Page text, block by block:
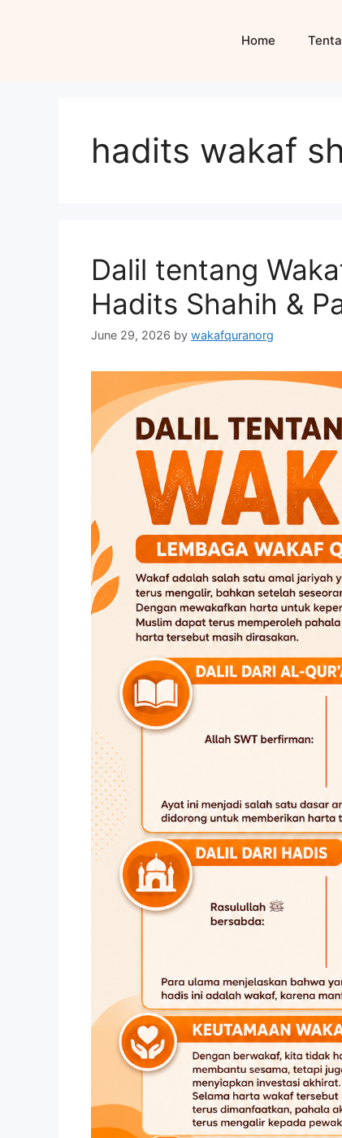
Home
hadits wakaf
Dalil tentang
Hadits Shahih &
June 29, 2026 by wakafquranorg